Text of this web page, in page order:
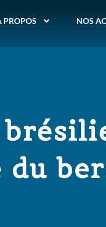
PROPOS NOS
du